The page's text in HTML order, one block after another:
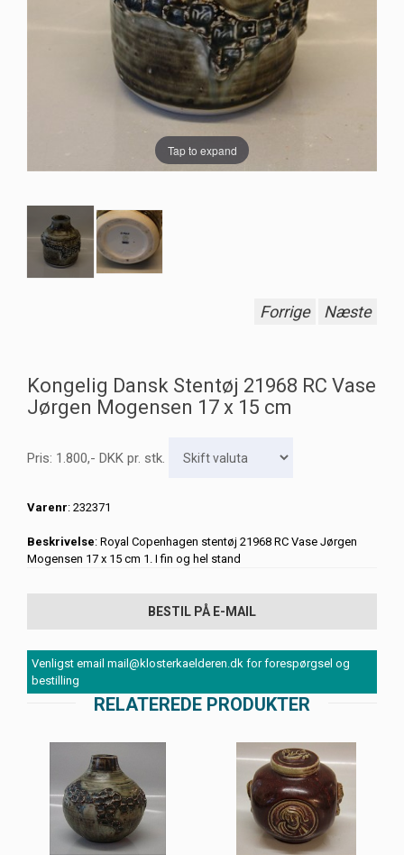
Tap to expand
Forrige Næste
Kongelig Dansk Stentøj 21968 RC Vase
Jørgen Mogensen 17 x 15 cm
Pris: 1.800,- DKK pr. stk.
Varenr: 232371
Beskrivelse: Royal Copenhagen stentøj 21968 RC Vase Jørgen
Mogensen 17 x 15 cm 1. I fin og hel stand
BESTIL PÅ E-MAIL
Venligst email mail@klosterkaelderen.dk for forespørgsel og
bestilling
RELATEREDE PRODUKTER